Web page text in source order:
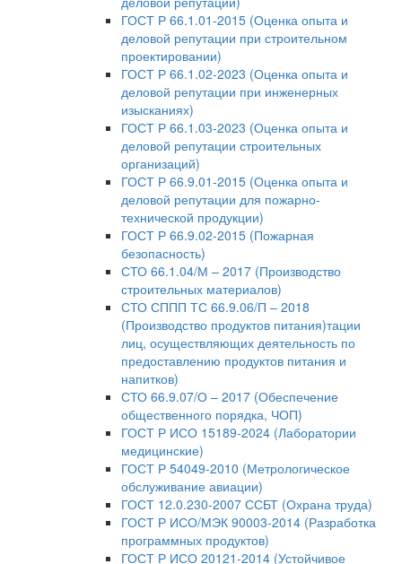
ГОСТ Р 66.1.01-2015 (Оценка опыта и
деловой репутации при строительном
проектировании)
ГОСТ Р 66.1.02-2023 (Оценка опыта и
деловой репутации при инженерных
изысканиях)
ГОСТ Р 66.1.03-2023 (Оценка опыта и
деловой репутации строительных
организаций)
ГОСТ Р 66.9.01-2015 (Оценка опыта и
деловой репутации для пожарно-
технической продукции)
ГОСТ Р 66.9.02-2015 (Пожарная
безопасность)
СТО 66.1.04/М – 2017 (Производство
строительных материалов)
СТО СППП ТС 66.9.06/П – 2018
(Производство продуктов питания)тации
лиц, осуществляющих деятельность по
предоставлению продуктов питания и
напитков)
СТО 66.9.07/О – 2017 (Обеспечение
общественного порядка, ЧОП)
ГОСТ Р ИСО 15189-2024 (Лаборатории
медицинские)
ГОСТ Р 54049-2010 (Метрологическое
обслуживание авиации)
ГОСТ 12.0.230-2007 ССБТ (Охрана труда)
ГОСТ Р ИСО/МЭК 90003-2014 (Разработка
программных продуктов)
ГОСТ Р ИСО 20121-2014 (Устойчивое